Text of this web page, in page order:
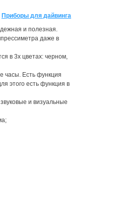
Приборы для дайвинга
и полезная.
даже в
в 3х цветах: черном,
часы. Есть функция
этого есть функция в
и визуальные